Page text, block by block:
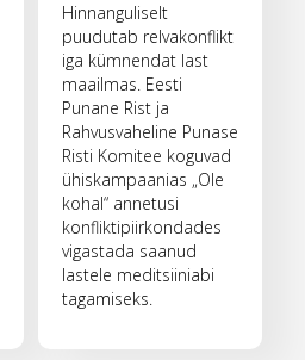
Hinnanguliselt
puudutab relvakonflikt
iga kümnendat last
maailmas. Eesti
Punane Rist ja
Rahvusvaheline Punase
Risti Komitee koguvad
ühiskampaanias „Ole
kohal“ annetusi
konfliktipiirkondades
vigastada saanud
lastele meditsiiniabi
tagamiseks.